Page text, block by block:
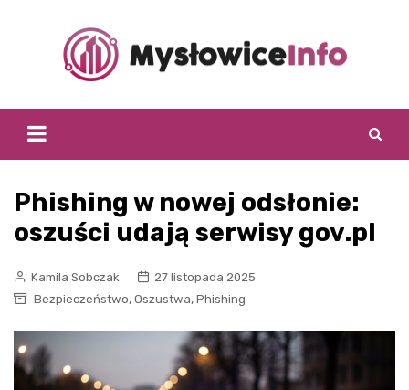
Phishing w nowej odsłonie:
oszuści udają serwisy gov.pl
Kamila Sobczak
27 listopada 2025
Bezpieczeństwo, Oszustwa, Phishing